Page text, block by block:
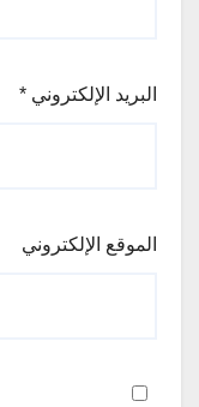
البريد الإلكتروني *
الموقع الإلكتروني